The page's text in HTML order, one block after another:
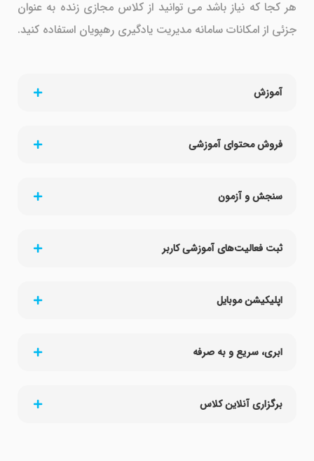
هر کجا که نیاز باشد می توانید از کلاس مجازی زنده به عنوان
جزئی از امکانات سامانه مدیریت یادگیری رهپویان استفاده کنید.
آموزش
فروش محتوای آموزشی
سنجش و آزمون
ثبت فعالیت‌های آموزشی کاربر
اپلیکیشن موبایل
ابری، سریع و به صرفه
برگزاری آنلاین کلاس